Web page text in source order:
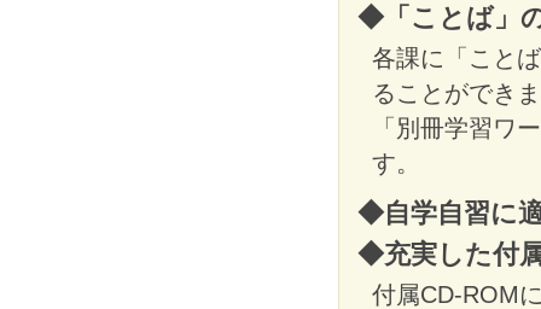
◆「ことば」
各課に「こと
ることができ
「別冊学習ワ
す。
◆自学自習に
◆充実した付
付属CD-ROM